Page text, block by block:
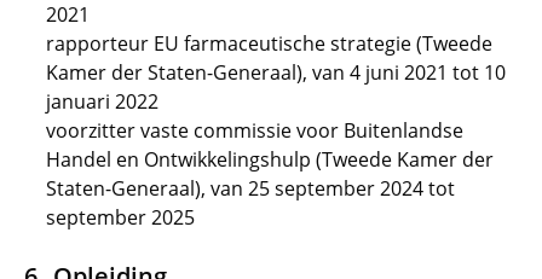
2021
rapporteur EU farmaceutische strategie (Tweede
Kamer der Staten-Generaal), van 4 juni 2021 tot 10
januari 2022
voorzitter vaste commissie voor Buitenlandse
Handel en Ontwikkelingshulp (Tweede Kamer der
Staten-Generaal), van 25 september 2024 tot
september 2025